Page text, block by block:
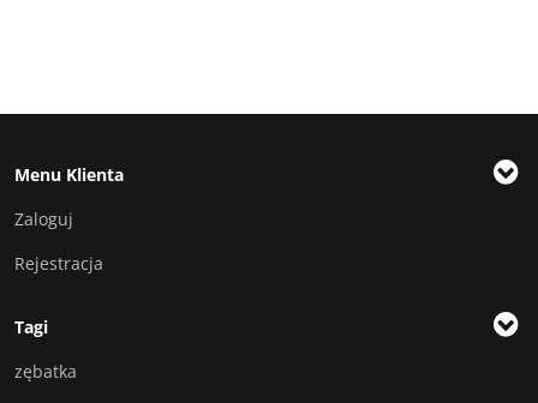
Menu Klienta
Zaloguj
Rejestracja
Tagi
zębatka